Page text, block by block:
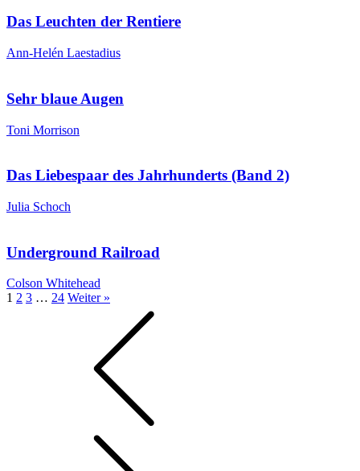
Das Leuchten der Rentiere
Ann-Helén Laestadius
Sehr blaue Augen
Toni Morrison
Das Liebespaar des Jahrhunderts (Band 2)
Julia Schoch
Underground Railroad
Colson Whitehead
1 2 3 … 24 Weiter »